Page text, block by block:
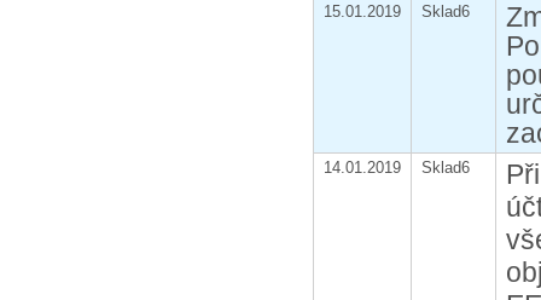
15.01.2019 Sklad6
14.01.2019 Sklad6